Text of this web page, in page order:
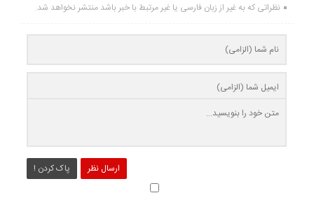
نظراتی که به غیر از زبان فارسی یا غیر مرتبط با خبر باشد منتشر نخواهد شد.
ارسال نظر پاک کردن !